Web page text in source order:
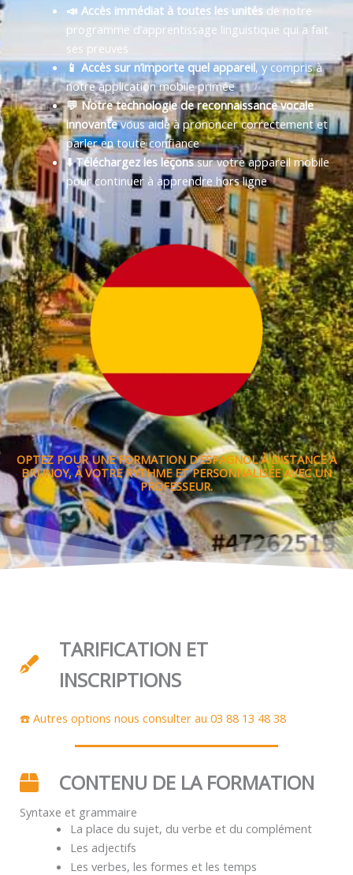
📣 Accès immédiat à toutes les unitésde notre
programme d’apprentissage linguistique qui a fait
ses preuves
📱 Accès sur n’importe quel appareil, y compris à
notre application mobile primée
💬 Notre technologie de reconnaissance vocale
innovantevous aide à prononcer correctement et
parler en toute confiance
⬇️ Téléchargez les leçonssur votre appareil mobile
pour continuer à apprendre hors ligne
OPTEZ POUR UNE FORMATION D’ESPAGNOL À DISTANCE À
BRUNOY, À VOTRE RYTHME ET PERSONNALISÉE AVEC UN
PROFESSEUR.
TARIFICATION ET
INSCRIPTIONS
☎️ Autres options nous consulter au 03 88 13 48 38
CONTENU DE LA FORMATION
Syntaxe et grammaire
La place du sujet, du verbe et du complément
Les adjectifs
Les verbes, les formes et les temps